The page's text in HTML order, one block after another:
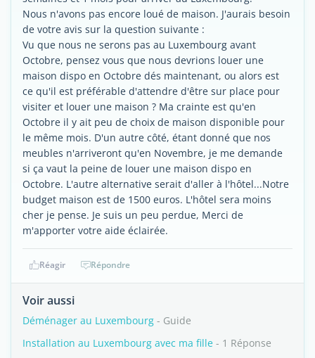
Nous n'avons pas encore loué de maison. J'aurais besoin
de votre avis sur la question suivante :
Vu que nous ne serons pas au Luxembourg avant
Octobre, pensez vous que nous devrions louer une
maison dispo en Octobre dés maintenant, ou alors est
ce qu'il est préférable d'attendre d'être sur place pour
visiter et louer une maison ? Ma crainte est qu'en
Octobre il y ait peu de choix de maison disponible pour
le même mois. D'un autre côté, étant donné que nos
meubles n'arriveront qu'en Novembre, je me demande
si ça vaut la peine de louer une maison dispo en
Octobre. L'autre alternative serait d'aller à l'hôtel...Notre
budget maison est de 1500 euros. L'hôtel sera moins
cher je pense. Je suis un peu perdue, Merci de
m'apporter votre aide éclairée.
Réagir Répondre
Voir aussi
Déménager au Luxembourg - Guide
Installation au Luxembourg avec ma fille - 1 Réponse